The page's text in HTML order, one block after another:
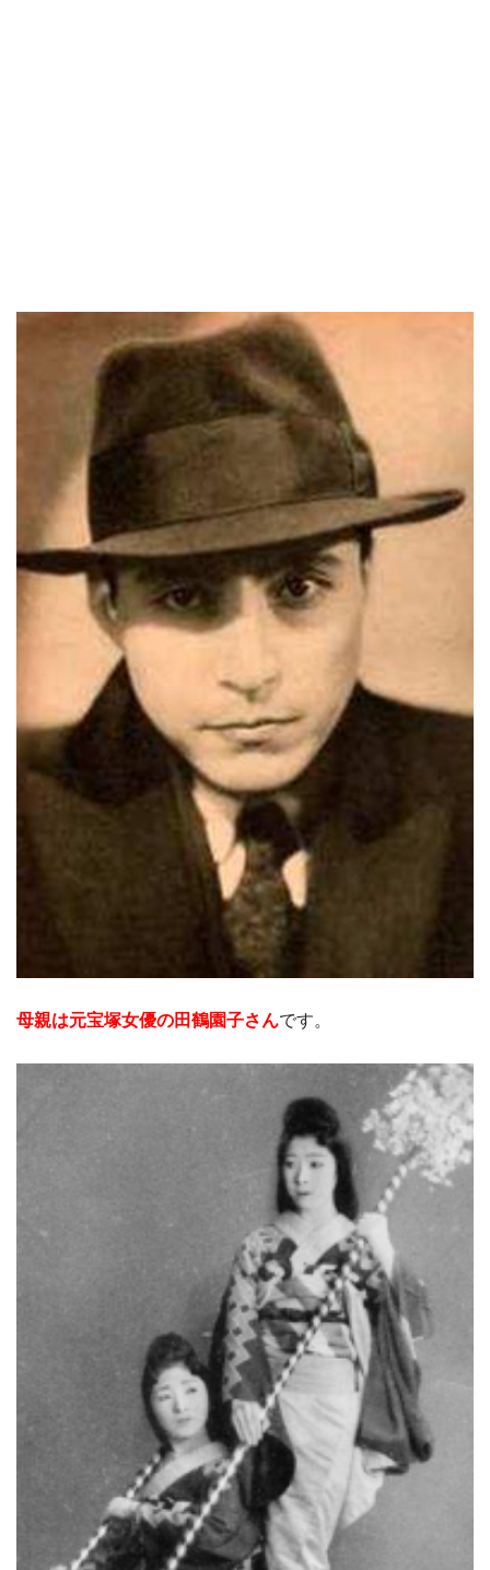
母親は元宝塚女優の田鶴園子さんです。